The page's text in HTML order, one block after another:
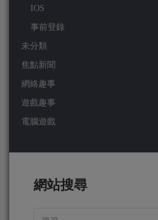
IOS
事前登錄
未分類
焦點新聞
網絡趣事
遊戲趣事
電腦遊戲
網站搜尋